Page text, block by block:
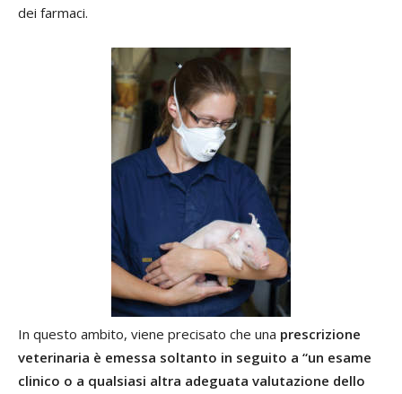
dei farmaci.
In questo ambito, viene precisato che una prescrizione
veterinaria è emessa soltanto in seguito a “un esame
clinico o a qualsiasi altra adeguata valutazione dello